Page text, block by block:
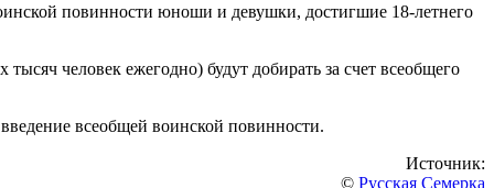
повинности юноши и девушки, достигшие 18-летнего
человек ежегодно) будут добирать за счет всеобщего
всеобщей воинской повинности.
Источник:
© Русская Семерка